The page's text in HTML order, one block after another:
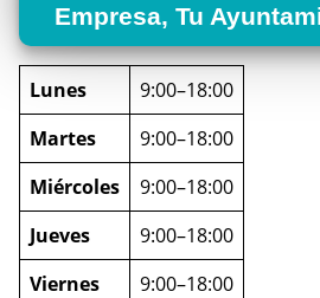
Empresa, Tu
Lunes
9:00–18:00
Martes
9:00–18:00
Miércoles
9:00–18:00
Jueves
9:00–18:00
Viernes
9:00–18:00